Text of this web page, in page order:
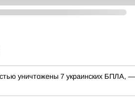
уничтожены 7 украинских БПЛА,